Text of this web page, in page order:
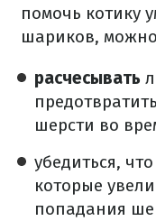
помочь котику
шариков,
расчесывать
шерсти во
убедиться, что
которые
попадания